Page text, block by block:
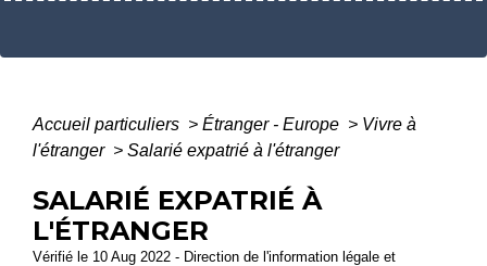
Accueil particuliers > Étranger - Europe > Vivre à
l'étranger > Salarié expatrié à l'étranger
SALARIÉ EXPATRIÉ À
L'ÉTRANGER
Vérifié le 10 Aug 2022 - Direction de l'information légale et